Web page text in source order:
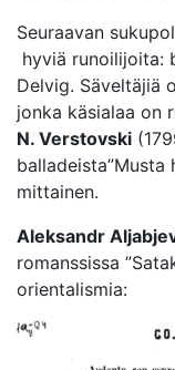
Seuraavan
hyviä runoilijoita:
Delvig. Säveltäjiä
jonka käsialaa on
N. Verstovski
balladeista”Musta
mittainen.
Aleksandr
romanssissa
orientalismia: